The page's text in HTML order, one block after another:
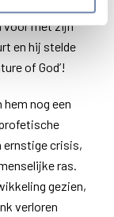
bij: Tijdens
voor met zijn
en hij stelde
of God’!
nog een
ernstige crisis,
ras.
gezien,
verloren